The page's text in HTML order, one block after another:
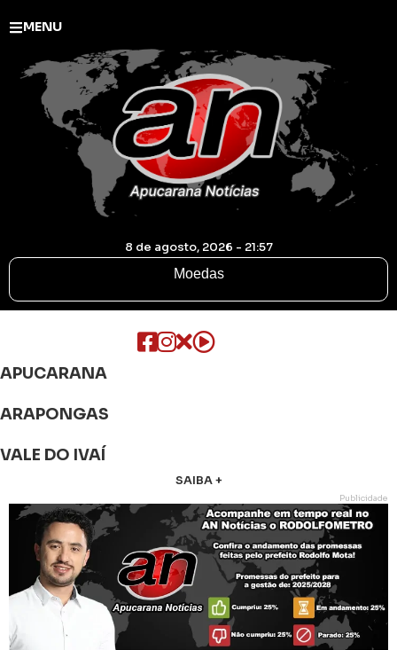
MENU
8 de agosto, 2026 - 21:57
Moedas
APUCARANA
ARAPONGAS
VALE DO IVAÍ
SAIBA +
Publicidade